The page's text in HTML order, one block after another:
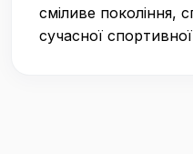
сміливе покоління,
сучасної